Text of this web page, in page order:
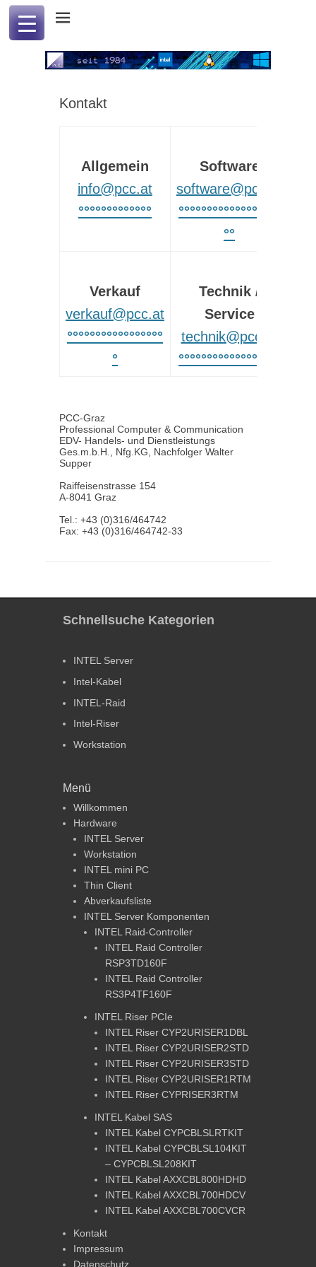
Kontakt
Allgemein
info@pcc.at
°°°°°°°°°°°°°
Software
software@pcc.at
°°°°°°°°°°°°°°°°°°
°°
Verkauf
verkauf@pcc.at
°°°°°°°°°°°°°°°°°
°
Technik /
Service
technik@pcc.at
°°°°°°°°°°°°°°°°°°
PCC-Graz
Professional Computer & Communication
EDV- Handels- und Dienstleistungs
Ges.m.b.H., Nfg.KG, Nachfolger Walter
Supper
Raiffeisenstrasse 154
A-8041 Graz
Tel.: +43 (0)316/464742
Fax: +43 (0)316/464742-33
Schnellsuche Kategorien
INTEL Server
Intel-Kabel
INTEL-Raid
Intel-Riser
Workstation
Menü
Willkommen
Hardware
INTEL Server
Workstation
INTEL mini PC
Thin Client
Abverkaufsliste
INTEL Server Komponenten
INTEL Raid-Controller
INTEL Raid Controller
RSP3TD160F
INTEL Raid Controller
RS3P4TF160F
INTEL Riser PCIe
INTEL Riser CYP2URISER1DBL
INTEL Riser CYP2URISER2STD
INTEL Riser CYP2URISER3STD
INTEL Riser CYP2URISER1RTM
INTEL Riser CYPRISER3RTM
INTEL Kabel SAS
INTEL Kabel CYPCBLSLRTKIT
INTEL Kabel CYPCBLSL104KIT
– CYPCBLSL208KIT
INTEL Kabel AXXCBL800HDHD
INTEL Kabel AXXCBL700HDCV
INTEL Kabel AXXCBL700CVCR
Kontakt
Impressum
Datenschutz